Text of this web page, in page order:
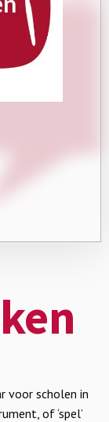
voor scholen in
of ‘spel’